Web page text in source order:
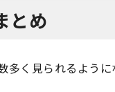
とめ
く見られるように